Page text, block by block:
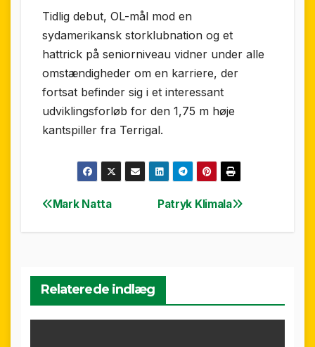
Tidlig debut, OL-mål mod en
sydamerikansk storklubnation og et
hattrick på seniorniveau vidner under alle
omstændigheder om en karriere, der
fortsat befinder sig i et interessant
udviklingsforløb for den 1,75 m høje
kantspiller fra Terrigal.
Indlægsnavigation
Patryk Klimala
Mark Natta
Relaterede indlæg